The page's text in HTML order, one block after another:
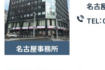
名古屋事務所
名古
TEL：